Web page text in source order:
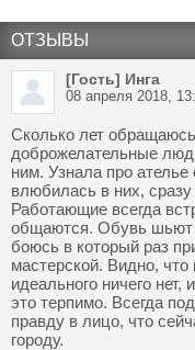
ОТЗЫВЫ
[Гость] Инга
08 апреля 2018,
Сколько лет
доброжелательные
ним. Узнала про
влюбилась в них,
Работающие всегда
общаются. Обувь шьют
боюсь в который раз
мастерской. Видно,
идеального ничего нет,
это терпимо. Всегда
правду в лицо, что
городу.